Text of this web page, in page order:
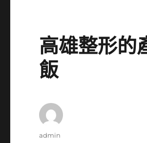
高雄整形的
飯
作
admin